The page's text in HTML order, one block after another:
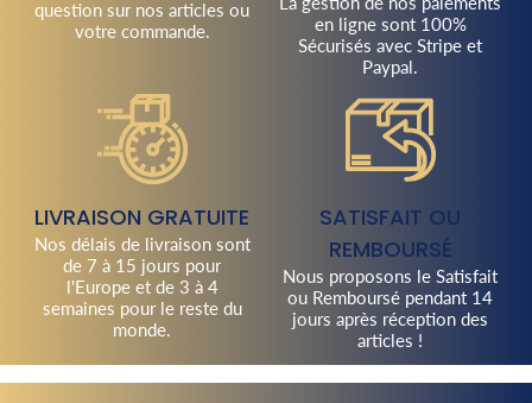
question sur nos articles ou
votre commande.
en ligne sont 100%
Sécurisés avec Stripe et
Paypal.
LIVRAISON GRATUITE
Nos délais de livraison sont
de 7 à 15 jours pour
l'Europe et de 3 à 4
semaines pour le reste du
monde.
SATISFAIT OU
REMBOURSÉ
Nous proposons le Satisfait
ou Remboursé pendant 14
jours après réception des
articles !